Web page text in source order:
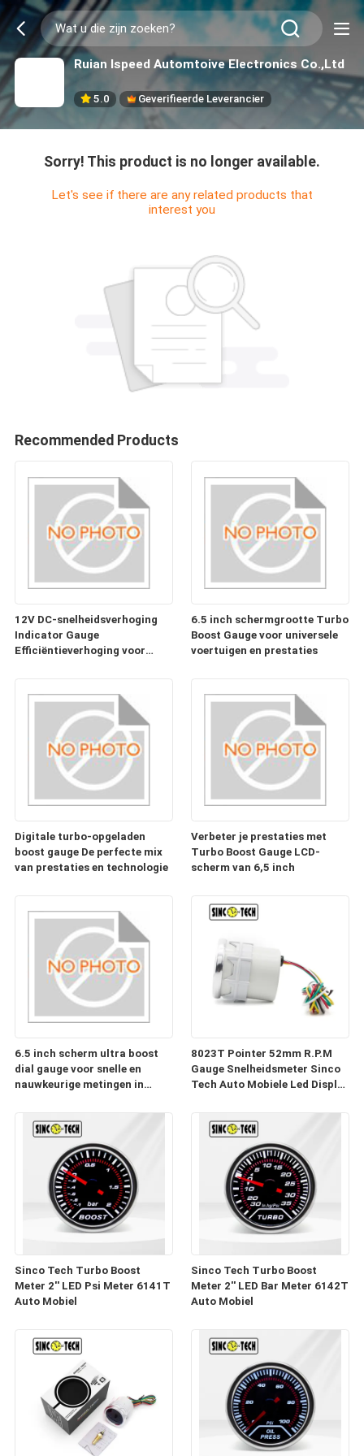
Ruian Ispeed Automtoive Electronics Co.,Ltd
5.0 Geverifieerde Leverancier
Sorry! This product is no longer available.
Let's see if there are any related products that
interest you
Recommended Products
12V DC-snelheidsverhoging
Indicator Gauge
Efficiëntieverhoging voor
6.5 inch schermgrootte Turbo
Boost Gauge voor universele
voertuigen en prestaties
Digitale turbo-opgeladen
boost gauge De perfecte mix
van prestaties en technologie
Verbeter je prestaties met
Turbo Boost Gauge LCD-
scherm van 6,5 inch
6.5 inch scherm ultra boost
dial gauge voor snelle en
nauwkeurige metingen in
8023T Pointer 52mm R.P.M
Gauge Snelheidsmeter Sinco
Tech Auto Mobiele Led Display
Sinco Tech Turbo Boost
Meter 2'' LED Psi Meter 6141T
Auto Mobiel
Sinco Tech Turbo Boost
Meter 2'' LED Bar Meter 6142T
Auto Mobiel